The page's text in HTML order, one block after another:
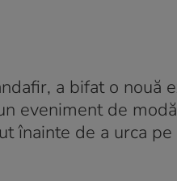
a bifat o nouă
eveniment de
înainte de a urca